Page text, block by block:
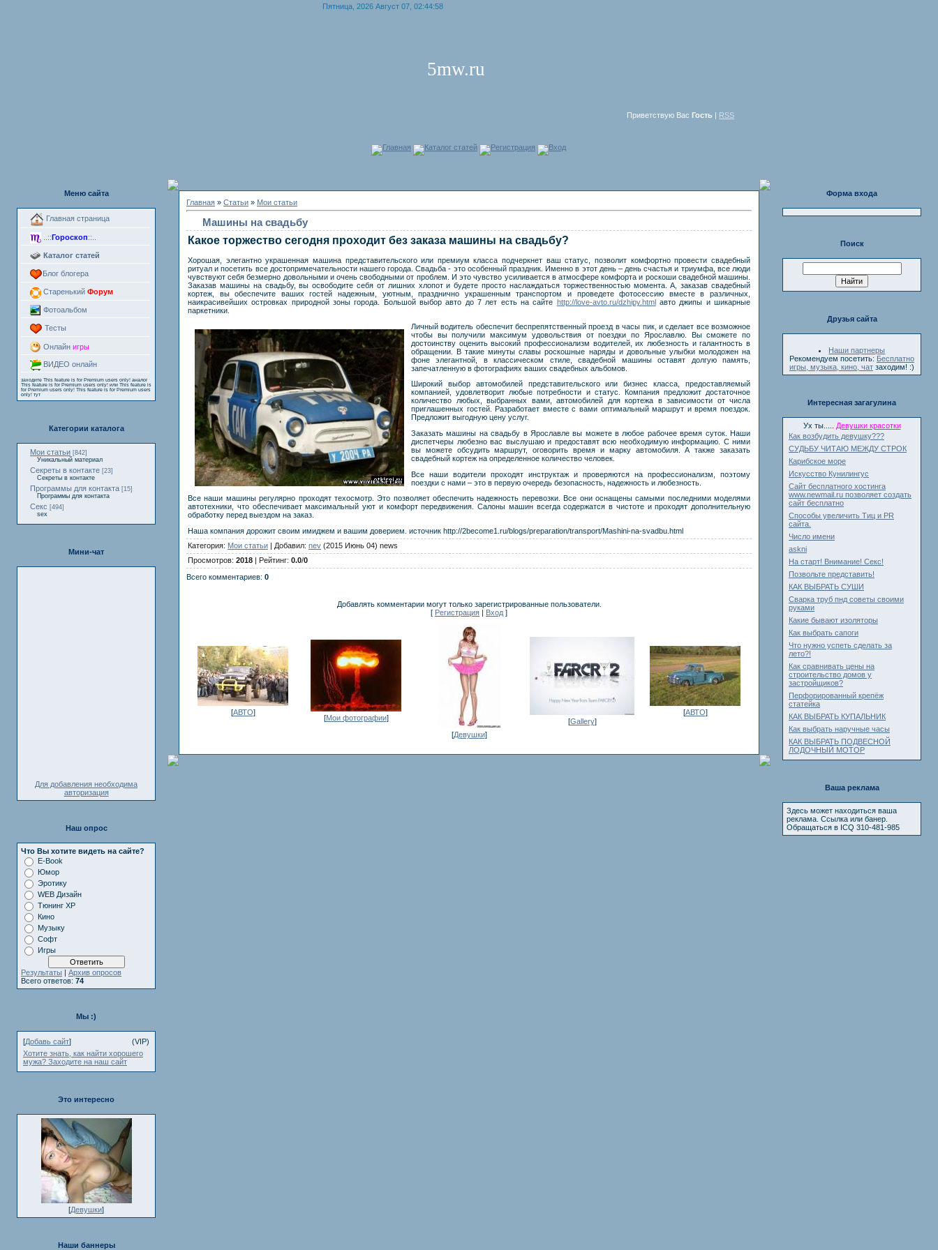
Пятница, 2026 Август 07, 02:44:58
5mw.ru
Приветствую Вас Гость | RSS
Главная Каталог статей Регистрация Вход
Меню сайта
Главная страница
..:: Гороскоп::..
Каталог статей
Блог блогера
Старенький Форум
Фотоальбом
Тесты
Онлайн игры
ВИДЕО онлайн
заходите This feature is for Premium users only! аналог
This feature is for Premium users only! или This feature is
for Premium users only! This feature is for Premium users
only! тут
Категории каталога
Мои статьи [842]
Уникальный материал
Секреты в контакте [23]
Секреты в контакте
Программы для контакта [15]
Программы для контакта
Секс [494]
sex
Мини-чат
Для добавления необходима
авторизация
Наш опрос
Что Вы хотите видеть на сайте?
E-Book
Юмор
Эротику
WEB Дизайн
Тюнинг XP
Кино
Музыку
Софт
Игры
Результаты | Архив опросов
Всего ответов: 74
Мы :)
[Добавь сайт]
(VIP)
Хотите знать, как найти хорошего
мужа? Заходите на наш сайт
Это интересно
[Девушки]
Наши баннеры
Главная » Статьи » Мои статьи
Машины на свадьбу
Какое торжество сегодня проходит без заказа машины на свадьбу?
Хорошая, элегантно украшенная машина представительского или премиум класса подчеркнет ваш статус, позволит комфортно провести свадебный
ритуал и посетить все достопримечательности нашего города. Свадьба - это особенный праздник. Именно в этот день – день счастья и триумфа, все люди
чувствуют себя безмерно довольными и очень свободными от проблем. И это чувство усиливается в атмосфере комфорта и роскоши свадебной машины.
Заказав машины на свадьбу, вы освободите себя от лишних хлопот и будете просто наслаждаться торжественностью момента. А, заказав свадебный
кортеж, вы обеспечите ваших гостей надежным, уютным, празднично украшенным транспортом и проведете фотосессию вместе в различных,
наикрасивейших островках природной зоны города. Большой выбор авто до 7 лет есть на сайте http://love-avto.ru/dzhipy.htmlавто джипы и шикарные
паркетники.
Личный водитель обеспечит беспрепятственный проезд в часы пик, и сделает все возможное
чтобы вы получили максимум удовольствия от поездки по Ярославлю. Вы сможете по
достоинству оценить высокий профессионализм водителей, их любезность и галантность в
обращении. В такие минуты славы роскошные наряды и довольные улыбки молодожен на
фоне элегантной, в классическом стиле, свадебной машины оставят долгую память,
запечатленную в фотографиях ваших свадебных альбомов.
Широкий выбор автомобилей представительского или бизнес класса, предоставляемый
компанией, удовлетворит любые потребности и статус. Компания предложит достаточное
количество любых, выбранных вами, автомобилей для кортежа в зависимости от числа
приглашенных гостей. Разработает вместе с вами оптимальный маршрут и время поездок.
Предложит выгодную цену услуг.
Заказать машины на свадьбу в Ярославле вы можете в любое рабочее время суток. Наши
диспетчеры любезно вас выслушаю и предоставят всю необходимую информацию. С ними
вы можете обсудить маршрут, оговорить время и марку автомобиля. А также заказать
свадебный кортеж на определенное количество человек.
Все наши водители проходят инструктаж и проверяются на профессионализм, поэтому
поездки с нами – это в первую очередь безопасность, надежность и любезность.
Все наши машины регулярно проходят техосмотр. Это позволяет обеспечить надежность перевозки. Все они оснащены самыми последними моделями
автотехники, что обеспечивает максимальный уют и комфорт передвижения. Салоны машин всегда содержатся в чистоте и проходят дополнительную
обработку перед выездом на заказ.
Наша компания дорожит своим имиджем и вашим доверием. источник http://2become1.ru/blogs/preparation/transport/Mashini-na-svadbu.html
Категория: Мои статьи | Добавил: nev (2015 Июнь 04) news
Просмотров: 2018 | Рейтинг: 0.0/0
Всего комментариев: 0
Добавлять комментарии могут только зарегистрированные пользователи.
[ Регистрация | Вход ]
[АВТО]
[Мои фотографии]
[Девушки]
[Gallery]
[АВТО]
Форма входа
Поиск
Друзья сайта
Наши партнеры
Рекомендуем посетить: Бесплатно
игры, музыка, кино, чат заходим! :)
Интересная загагулина
Ух ты.....
Девушки красотки
Как возбудить девушку???
СУДЬБУ ЧИТАЮ МЕЖДУ СТРОК
Карибское море
Искусство Кунилингус
Сайт бесплатного хостинга
www.newmail.ru позволяет создать
сайт бесплатно
Способы увеличить Тиц и PR
сайта.
Число имени
askni
На старт! Внимание! Секс!
Позвольте представить!
КАК ВЫБРАТЬ СУШИ
Сварка труб пнд советы своими
руками
Какие бывают изоляторы
Как выбрать сапоги
Что нужно успеть сделать за
лето?!
Как сравнивать цены на
строительство домов у
застройщиков?
Перфорированный крепёж
статейка
КАК ВЫБРАТЬ КУПАЛЬНИК
Как выбрать наручные часы
КАК ВЫБРАТЬ ПОДВЕСНОЙ
ЛОДОЧНЫЙ МОТОР
Ваша реклама
Здесь может находиться ваша
реклама. Ссылка или банер.
Обращаться в ICQ 310-481-985